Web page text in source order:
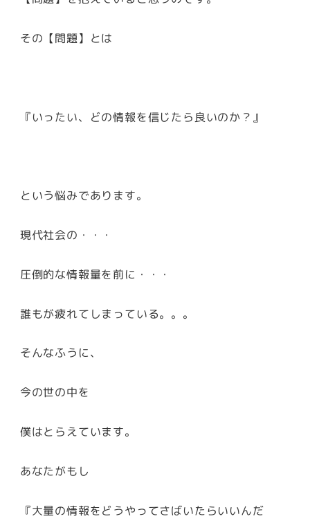
その【問題】とは
『いったい、どの情報を信じたら良いのか？』
という悩みであります。
現代社会の・・・
圧倒的な情報量を前に・・・
誰もが疲れてしまっている。。。
そんなふうに、
今の世の中を
僕はとらえています。
あなたがもし
『大量の情報をどうやってさばいたらいいんだ